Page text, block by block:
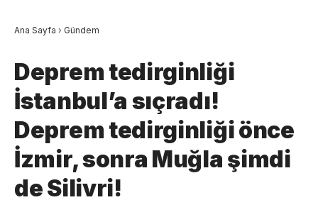
Ana Sayfa › Gündem
Deprem tedirginliği
İstanbul’a sıçradı!
Deprem tedirginliği önce
İzmir, sonra Muğla şimdi
de Silivri!